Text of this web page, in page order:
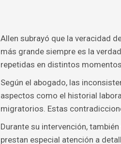
Allen subrayó que la veracidad
más grande siempre es la
repetidas en distintos
Según el abogado, las
aspectos como el historial
migratorios. Estas
Durante su intervención,
prestan especial atención a